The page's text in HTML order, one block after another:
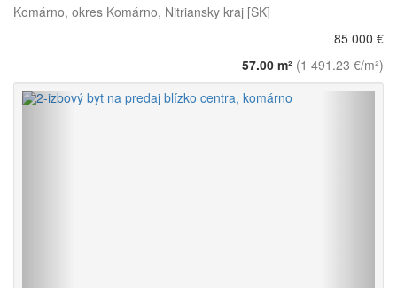
Komárno, okres Komárno, Nitriansky kraj [SK]
85 000 €
57.00 m² (1 491.23 €/m²)
Späť